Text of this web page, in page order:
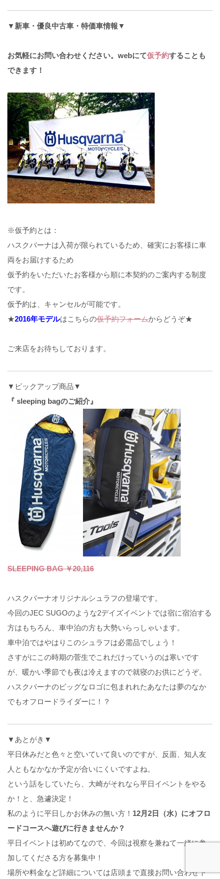
▼ 新車・優良中古車・特価車情報 ▼
お気軽にお問い合わせください。webにて仮予約することも
できます！
※仮予約とは：
ハスクバーナは入荷が限られているため、確実にお客様に車
両をお届けするため
仮予約をいただいたお客様から順に本契約のご案内する制度
です。
仮予約は、キャンセルが可能です。
★2016年モデルはこちらの仮予約フォームからどうぞ★
ご来店をお待ちしております。
▼ピックアップ商品▼
『 sleeping bagのご紹介』
SLEEPING BAG ￥20,116
ハスクバーナオリジナルシュラフの登場です。
今回のJEC SUGOのような2デイズイベントでは宿に宿泊する
方はもちろん、車中泊の方も大勢いらっしゃいます。
車中泊ではやはりこのシュラフは必需品でしょう！
さすがにこの時期の菅生でこれだけっていうのは寒いです
が、暖かい季節でも夜は冷えますので就寝のお供にどうぞ。
ハスクバーナのビッグなロゴに包まれれたあなたは夢のなか
でもオフロードライダーに！？
▼あとがき▼
平日休みだと色々と空いていて良いのですが、反面、知人友
人ともなかなか予定が合いにくいですよね。
という話をしていたら、大崎がそれなら平日イベントをやる
か！と、急遽決定！
私のように平日しかお休みの無い方！ 12月2日（水）にオフロ
ードコースへ遊びに行きませんか？
平日イベントは初めてなので、今回は視察を兼ねて一緒に参
加してくださる方を募集中！
場所や料金など詳細については店頭まで直接お問い合わせ下